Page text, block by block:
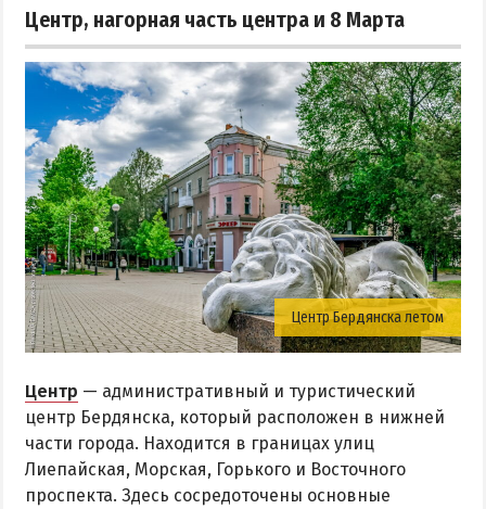
Центр, нагорная часть центра и 8 Марта
Центр Бердянска летом
Центр — административный и туристический
центр Бердянска, который расположен в нижней
части города. Находится в границах улиц
Лиепайская, Морская, Горького и Восточного
проспекта. Здесь сосредоточены основные